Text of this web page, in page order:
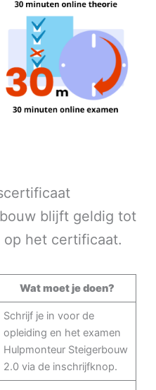
blijft geldig tot
het certificaat.
Wat moet je doen?
Schrijf je in voor de
opleiding en het examen
Hulpmonteur Steigerbouw
2.0 via de inschrijfknop.